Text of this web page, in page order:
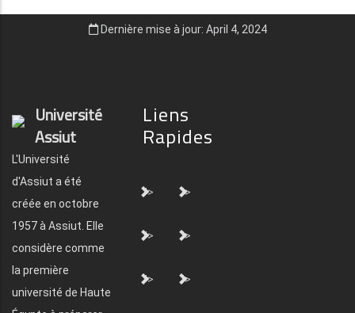
Dernière mise à jour: April 4, 2024
Université
Assiut
L'Université
d'Assiut a été
créée en octobre
1957 à Assiut. Elle
considère comme
la première
université de Haute
Liens
Rapides
"> ">
"> ">
"> ">